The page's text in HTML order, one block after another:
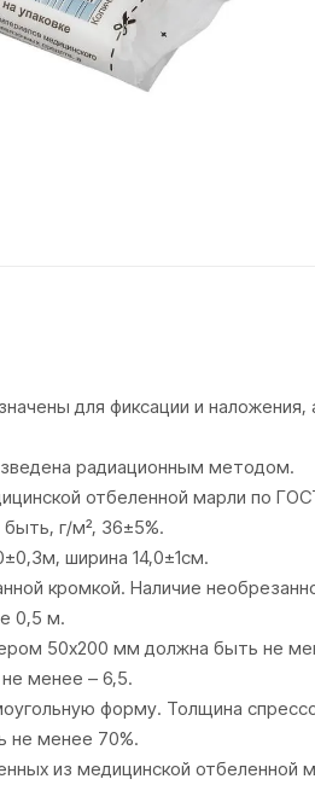
для фиксации и наложения,
радиационным методом.
отбеленной марли по
г/м², 36±5%.
ширина 14,0±1см.
кромкой. Наличие
0,5 м.
50х200 мм должна быть не
менее – 6,5.
форму. Толщина
не менее 70%.
из медицинской